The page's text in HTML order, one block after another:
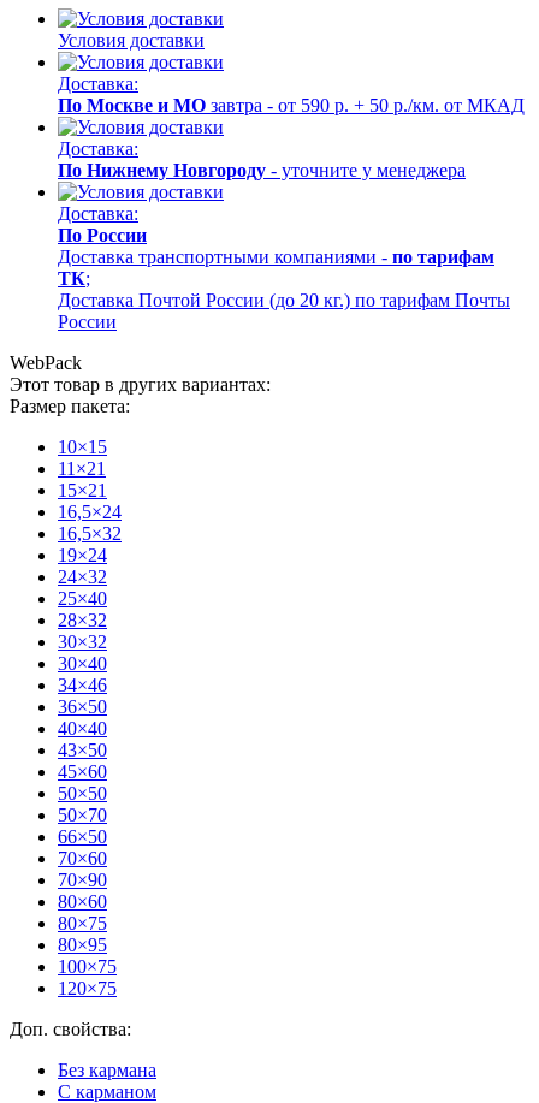
Условия доставки
Доставка:
По Москве и МО завтра - от 590 р. + 50 р./км. от МКАД
Доставка:
По Нижнему Новгороду - уточните у менеджера
Доставка:
По России
Доставка транспортными компаниями - по тарифам
ТК;
Доставка Почтой России (до 20 кг.) по тарифам Почты
России
WebPack
Этот товар в других вариантах:
Размер пакета:
10×15
11×21
15×21
16,5×24
16,5×32
19×24
24×32
25×40
28×32
30×32
30×40
34×46
36×50
40×40
43×50
45×60
50×50
50×70
66×50
70×60
70×90
80×60
80×75
80×95
100×75
120×75
Доп. свойства:
Без кармана
С карманом